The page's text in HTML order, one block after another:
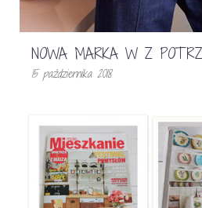
NOWA MARKA W Z
15 października 2018